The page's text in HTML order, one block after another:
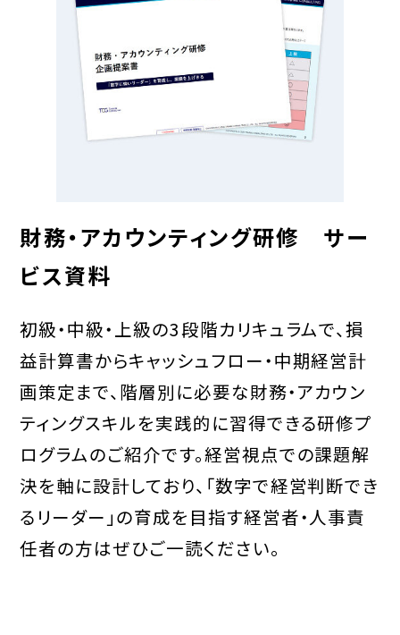
財務・アカウンティング研修 サー
ビス資料
初級・中級・上級の3段階カリキュラムで、損
益計算書からキャッシュフロー・中期経営計
画策定まで、階層別に必要な財務・アカウン
ティングスキルを実践的に習得できる研修プ
ログラムのご紹介です。経営視点での課題解
決を軸に設計しており、「数字で経営判断でき
るリーダー」の育成を目指す経営者・人事責
任者の方はぜひご一読ください。